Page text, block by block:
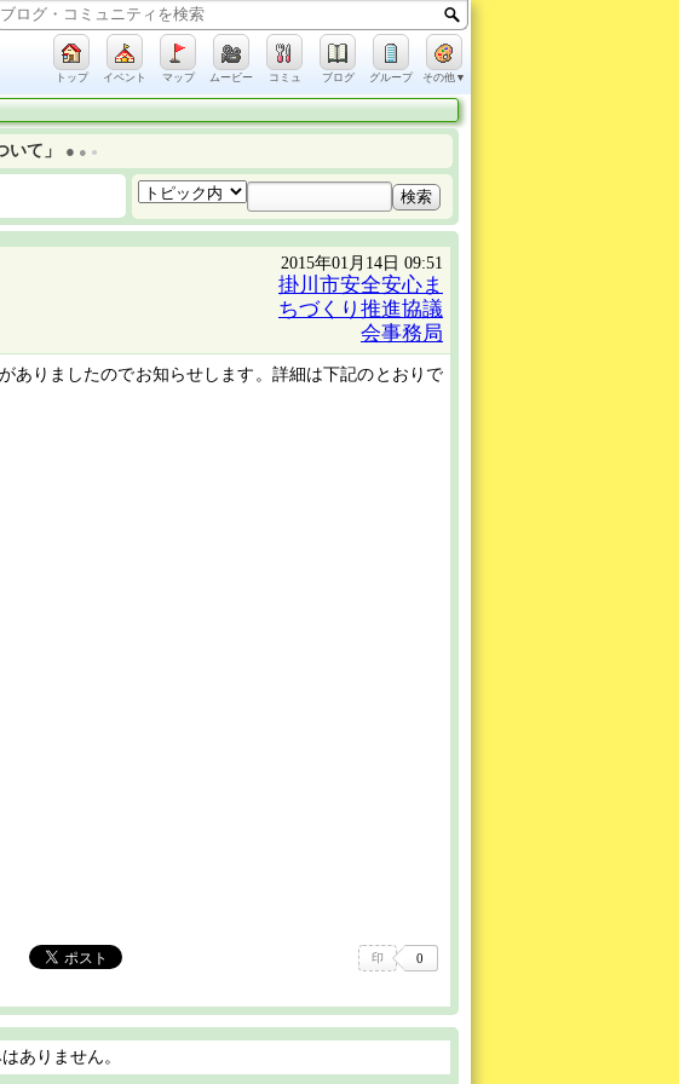
トップ イベント マップ ムービー コミュ ブログ グループ その他▼
いて」 ● ● ●
2015年01月14日 09:51
掛川市安全安心ま
ちづくり推進協議
会事務局
ありましたのでお知らせします。詳細は下記のとおりで
ありません。